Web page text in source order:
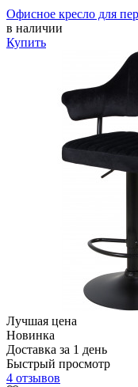
Офисное кресло для
в наличии
Купить
Лучшая цена
Новинка
Доставка за 1 день
Быстрый просмотр
4 отзывов